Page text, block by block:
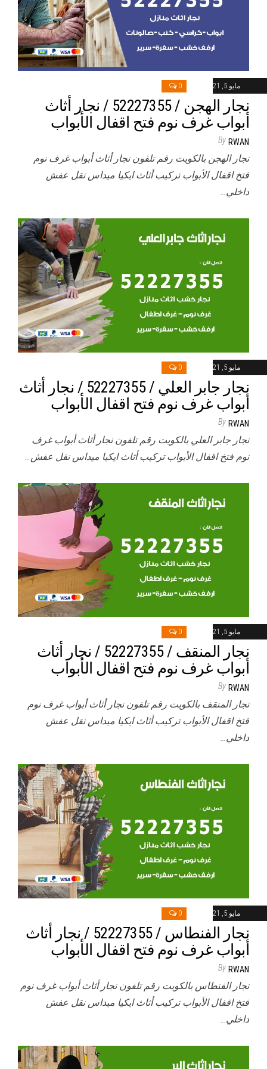
مايو 5, 2021 0
نجار الهجن / 52227355 / نجار أثاث
أبواب غرف نوم فتح اقفال الأبواب
By RWAN
نجار الهجن بالكويت رقم تلفون نجار أثاث أبواب غرف نوم
فتخ اقفال الأبواب تركيب أثاث ايكيا ميداس نقل عفش
داخلي…
مايو 5, 2021 0
نجار جابر العلي / 52227355 / نجار أثاث
أبواب غرف نوم فتح اقفال الأبواب
By RWAN
نجار جابر العلي بالكويت رقم تلفون نجار أثاث أبواب غرف
نوم فتخ اقفال الأبواب تركيب أثاث ايكيا ميداس نقل عفش…
مايو 5, 2021 0
نجار المنقف / 52227355 / نجار أثاث
أبواب غرف نوم فتح اقفال الأبواب
By RWAN
نجار المنقف بالكويت رقم تلفون نجار أثاث أبواب غرف نوم
فتخ اقفال الأبواب تركيب أثاث ايكيا ميداس نقل عفش
داخلي…
مايو 5, 2021 0
نجار الفنطاس / 52227355 / نجار أثاث
أبواب غرف نوم فتح اقفال الأبواب
By RWAN
نجار الفنطاس بالكويت رقم تلفون نجار أثاث أبواب غرف نوم
فتخ اقفال الأبواب تركيب أثاث ايكيا ميداس نقل عفش
داخلي…